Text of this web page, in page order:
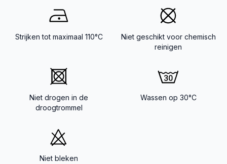
Strijken tot maximaal 110°C
Niet geschikt voor chemisch
reinigen
Niet drogen in de
droogtrommel
Wassen op 30°C
Niet bleken